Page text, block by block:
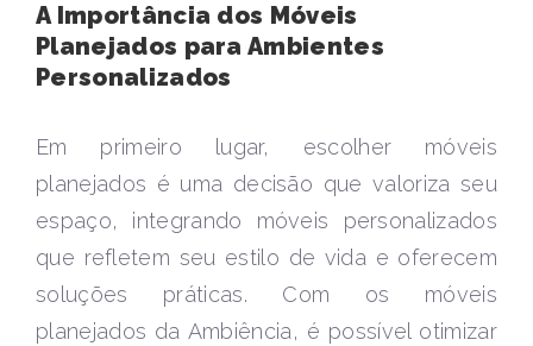
A Importância dos Móveis
Planejados para Ambientes
Personalizados
Em primeiro lugar, escolher móveis
planejados é uma decisão que valoriza seu
espaço, integrando móveis personalizados
que refletem seu estilo de vida e oferecem
soluções práticas. Com os móveis
planejados da Ambiência, é possível otimizar